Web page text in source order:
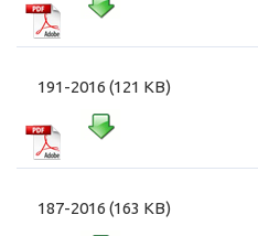
191-2016 (121 KB)
187-2016 (163 KB)